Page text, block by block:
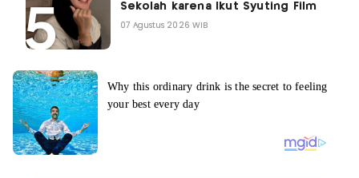
Sekolah karena Ikut Syuting Film
07 Agustus 2026 WIB